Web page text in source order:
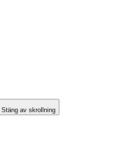
Stäng av skrollning